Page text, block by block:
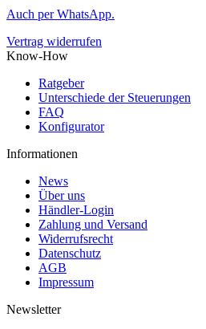
Auch per WhatsApp.
Vertrag widerrufen
Know-How
Ratgeber
Unterschiede der Steuerungen
FAQ
Konfigurator
Informationen
News
Über uns
Händler-Login
Zahlung und Versand
Widerrufsrecht
Datenschutz
AGB
Impressum
Newsletter